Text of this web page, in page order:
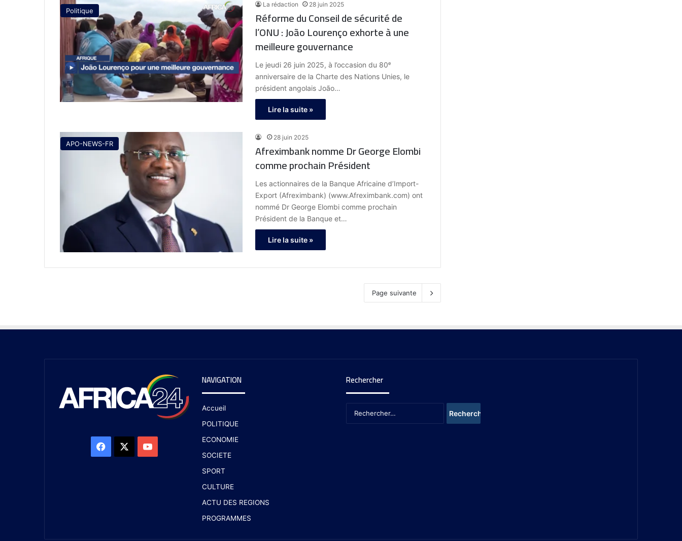
Politique
La rédaction 28 juin 2025
Réforme du Conseil de sécurité de
l’ONU : João Lourenço exhorte à une
meilleure gouvernance
Le jeudi 26 juin 2025, à l’occasion du 80ᵉ
anniversaire de la Charte des Nations Unies, le
président angolais João…
Lire la suite »
APO-NEWS-FR
28 juin 2025
Afreximbank nomme Dr George Elombi
comme prochain Président
Les actionnaires de la Banque Africaine d’Import-
Export (Afreximbank) (www.Afreximbank.com) ont
nommé Dr George Elombi comme prochain
Président de la Banque et…
Lire la suite »
Page suivante
NAVIGATION
Accueil
POLITIQUE
ECONOMIE
SOCIETE
SPORT
CULTURE
ACTU DES REGIONS
PROGRAMMES
Rechercher